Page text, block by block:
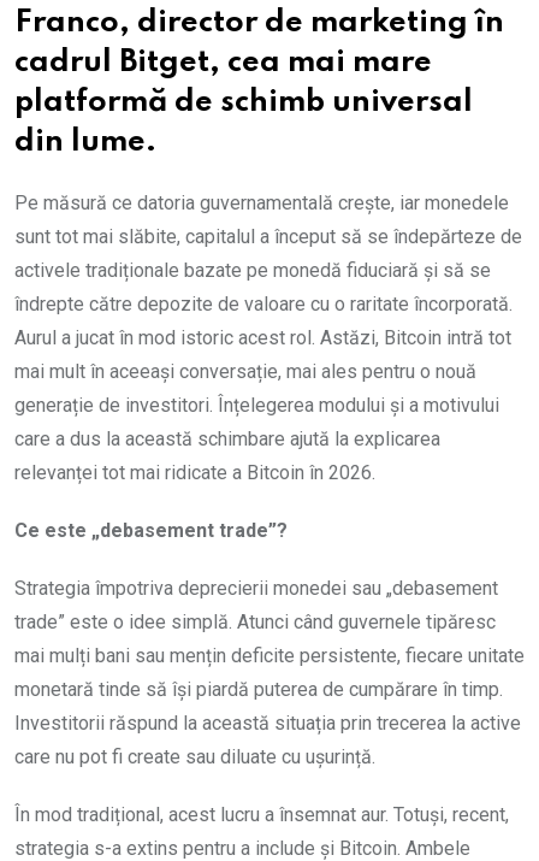
Franco, director de marketing în
cadrul Bitget, cea mai mare
platformă de schimb universal
din lume.
Pe măsură ce datoria guvernamentală crește, iar monedele
sunt tot mai slăbite, capitalul a început să se îndepărteze de
activele tradiționale bazate pe monedă fiduciară și să se
îndrepte către depozite de valoare cu o raritate încorporată.
Aurul a jucat în mod istoric acest rol. Astăzi, Bitcoin intră tot
mai mult în aceeași conversație, mai ales pentru o nouă
generație de investitori. Înțelegerea modului și a motivului
care a dus la această schimbare ajută la explicarea
relevanței tot mai ridicate a Bitcoin în 2026.
Ce este „debasement trade”?
Strategia împotriva deprecierii monedei sau „debasement
trade” este o idee simplă. Atunci când guvernele tipăresc
mai mulți bani sau mențin deficite persistente, fiecare unitate
monetară tinde să își piardă puterea de cumpărare în timp.
Investitorii răspund la această situația prin trecerea la active
care nu pot fi create sau diluate cu ușurință.
În mod tradițional, acest lucru a însemnat aur. Totuși, recent,
strategia s-a extins pentru a include și Bitcoin. Ambele